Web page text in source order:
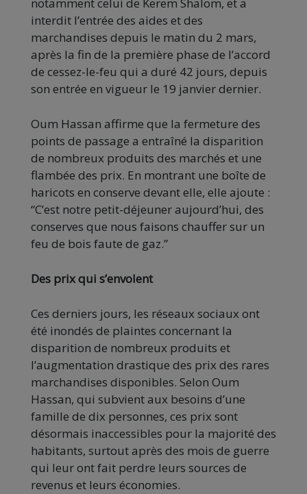
notamment celui de Kerem Shalom, et a
interdit l’entrée des aides et des
marchandises depuis le matin du 2 mars,
après la fin de la première phase de l’accord
de cessez-le-feu qui a duré 42 jours, depuis
son entrée en vigueur le 19 janvier dernier.
Oum Hassan affirme que la fermeture des
points de passage a entraîné la disparition
de nombreux produits des marchés et une
flambée des prix. En montrant une boîte de
haricots en conserve devant elle, elle ajoute :
“C’est notre petit-déjeuner aujourd’hui, des
conserves que nous faisons chauffer sur un
feu de bois faute de gaz.”
Des prix qui s’envolent
Ces derniers jours, les réseaux sociaux ont
été inondés de plaintes concernant la
disparition de nombreux produits et
l’augmentation drastique des prix des rares
marchandises disponibles. Selon Oum
Hassan, qui subvient aux besoins d’une
famille de dix personnes, ces prix sont
désormais inaccessibles pour la majorité des
habitants, surtout après des mois de guerre
qui leur ont fait perdre leurs sources de
revenus et leurs économies.